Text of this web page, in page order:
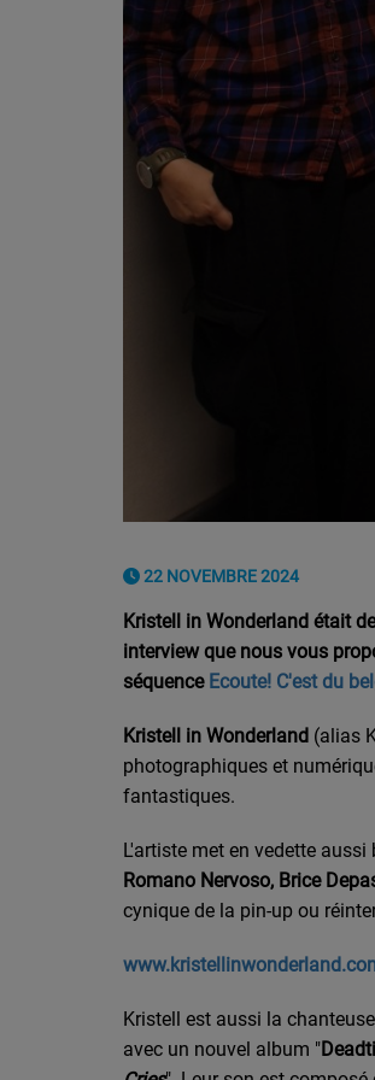
22 NOVEMBRE 2024
Kristell in Wonderland était
interview que nous vous
séquence Ecoute! C'est du
Kristell in Wonderland (alias
photographiques et
fantastiques.
L'artiste met en vedette
Romano Nervoso, Brice
cynique de la pin-up ou
Kristell est aussi la chanteuse
avec un nouvel album "